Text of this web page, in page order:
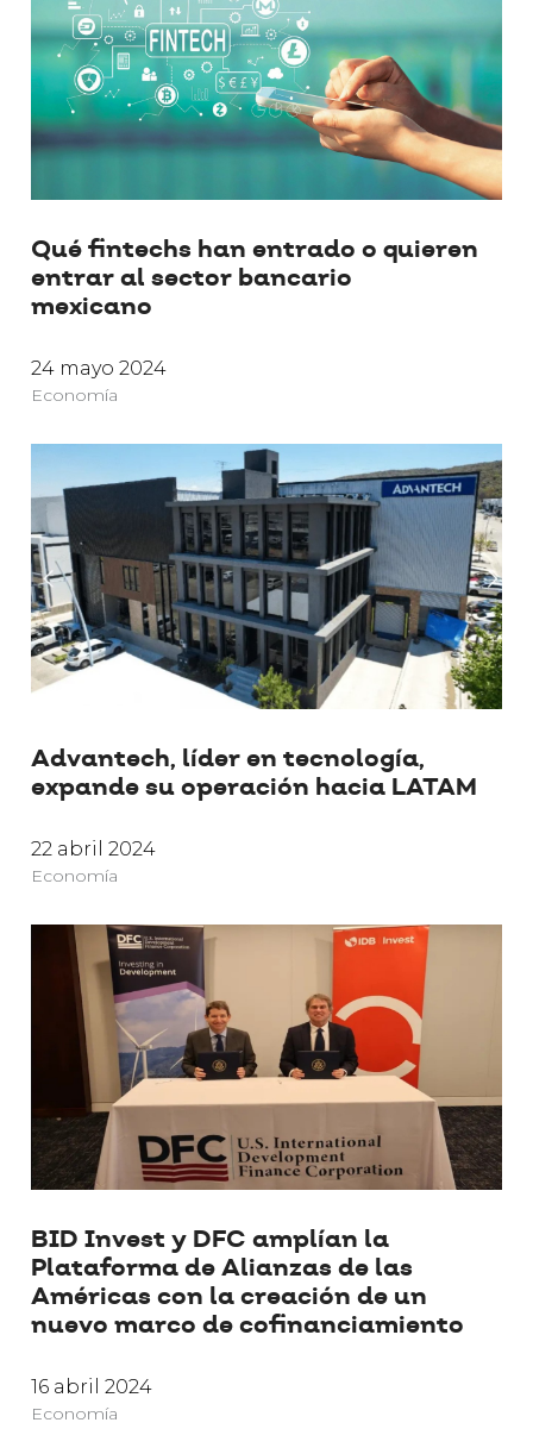
Qué fintechs han entrado o quieren
entrar al sector bancario
mexicano
24 mayo 2024
Economía
Advantech, líder en tecnología,
expande su operación hacia LATAM
22 abril 2024
Economía
BID Invest y DFC amplían la
Plataforma de Alianzas de las
Américas con la creación de un
nuevo marco de cofinanciamiento
16 abril 2024
Economía